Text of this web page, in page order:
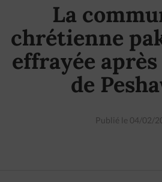
La
chrétienne
effrayée
de
Publié le 04/02/